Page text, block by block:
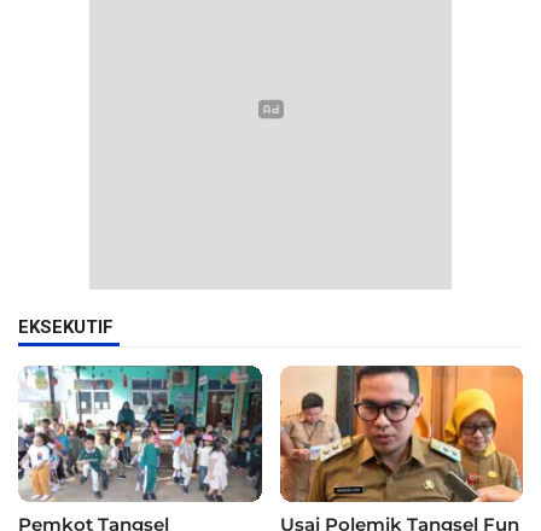
EKSEKUTIF
Pemkot Tangsel
Usai Polemik Tangsel Fun